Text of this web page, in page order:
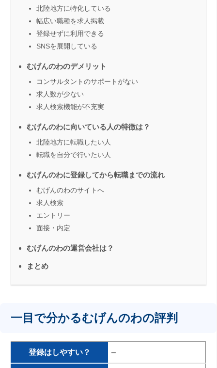
北陸地方に特化している
幅広い職種を求人掲載
登録せずに利用できる
SNSを展開している
むげんのわのデメリット
コンサルタントのサポートがない
求人数が少ない
求人検索機能が不充実
むげんのわに向いている人の特徴は？
北陸地方に転職したい人
転職を自分で行いたい人
むげんのわに登録してから転職までの流れ
むげんのわのサイトへ
求人検索
エントリー
面接・内定
むげんのわの運営会社は？
まとめ
一目で分かるむげんのわの評判
登録はしやすい？ –